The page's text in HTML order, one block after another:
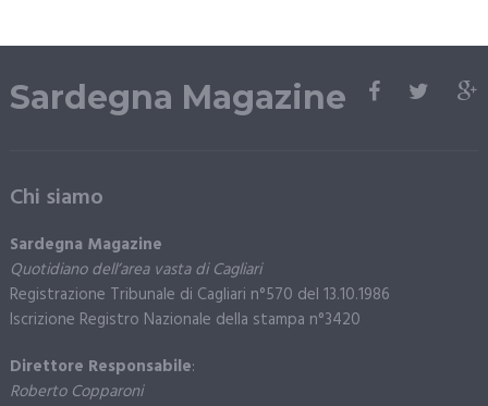
Sardegna Magazine
Chi siamo
Sardegna Magazine
Quotidiano dell’area vasta di Cagliari
Registrazione Tribunale di Cagliari n°570 del 13.10.1986
Iscrizione Registro Nazionale della stampa n°3420
Direttore Responsabile:
Roberto Copparoni